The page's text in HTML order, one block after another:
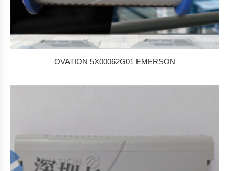
OVATION 5X00062G01 EMERSON